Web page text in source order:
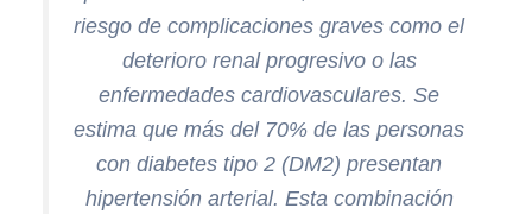
riesgo de complicaciones graves como el
deterioro renal progresivo o las
enfermedades cardiovasculares. Se
estima que más del 70% de las personas
con diabetes tipo 2 (DM2) presentan
hipertensión arterial. Esta combinación